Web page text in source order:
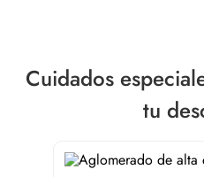
Cuidados
tu